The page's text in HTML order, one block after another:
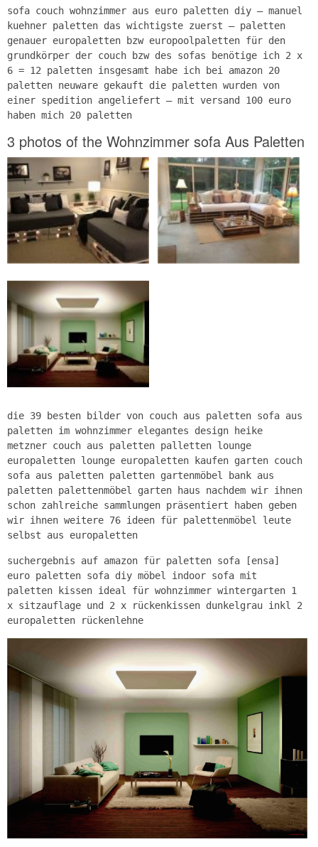
sofa couch wohnzimmer aus euro paletten diy – manuel
kuehner paletten das wichtigste zuerst — paletten
genauer europaletten bzw europoolpaletten für den
grundkörper der couch bzw des sofas benötige ich 2 x
6 = 12 paletten insgesamt habe ich bei amazon 20
paletten neuware gekauft die paletten wurden von
einer spedition angeliefert — mit versand 100 euro
haben mich 20 paletten
3 photos of the Wohnzimmer sofa Aus Paletten
die 39 besten bilder von couch aus paletten sofa aus
paletten im wohnzimmer elegantes design heike
metzner couch aus paletten palletten lounge
europaletten lounge europaletten kaufen garten couch
sofa aus paletten paletten gartenmöbel bank aus
paletten palettenmöbel garten haus nachdem wir ihnen
schon zahlreiche sammlungen präsentiert haben geben
wir ihnen weitere 76 ideen für palettenmöbel leute
selbst aus europaletten
suchergebnis auf amazon für paletten sofa [ensa]
euro paletten sofa diy möbel indoor sofa mit
paletten kissen ideal für wohnzimmer wintergarten 1
x sitzauflage und 2 x rückenkissen dunkelgrau inkl 2
europaletten rückenlehne